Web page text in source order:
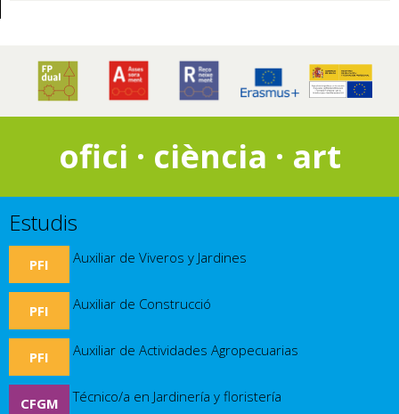
ofici · ciència · art
Estudis
PFI Auxiliar de Viveros y Jardines
PFI Auxiliar de Construcció
PFI Auxiliar de Actividades Agropecuarias
CFGM Técnico/a en Jardinería y floristería